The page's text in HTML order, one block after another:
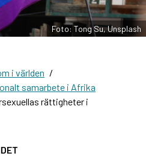
Foto: Tong Su, Unsplash
i världen
samarbete i Afrika
rättigheter i